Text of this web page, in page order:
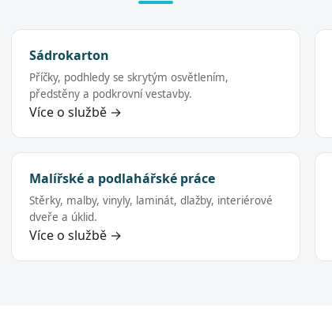
Sádrokarton
Příčky, podhledy se skrytým osvětlením,
předstěny a podkrovní vestavby.
Více o službě →
Malířské a podlahářské práce
Stěrky, malby, vinyly, laminát, dlažby, interiérové
dveře a úklid.
Více o službě →